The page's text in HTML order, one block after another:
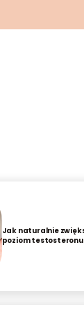
Jak naturalnie
poziom